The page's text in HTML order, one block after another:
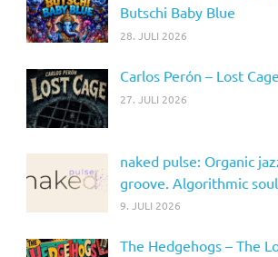
Butschi Baby Blue
28. JULI 2026
Carlos Perón – Lost Cage
27. JULI 2026
naked pulse: Organic
groove. Algorithmic soul.
9. JULI 2026
The Hedgehogs – The